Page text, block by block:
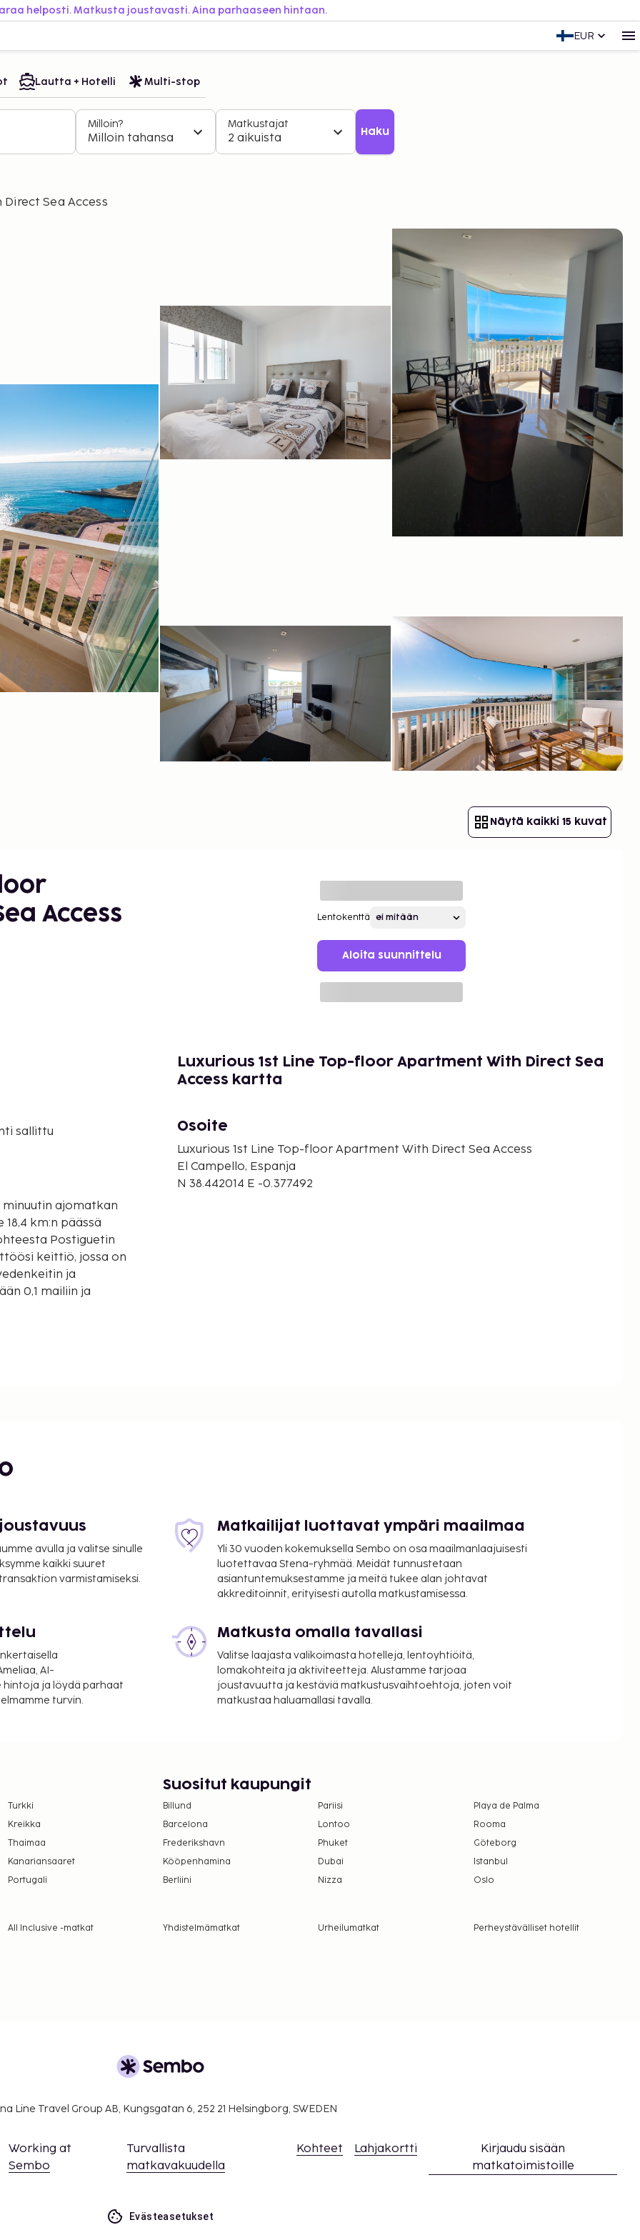
helposti. Matkusta joustavasti. Aina parhaaseen hintaan.
EUR
Lautta + Hotelli Multi-stop
Milloin?
Milloin tahansa
Matkustajat
2 aikuista Haku
Sea Access
Näytä kaikki 15 kuvat
Access
Lentokenttä
Aloita suunnittelu
sallittu
minuutin ajomatkan
Postiguetin
keittiö, jossa on
ja
0,1 mailiin ja
/ 6,7 mi
puutarha ja
voi ylittää 1000
Saat lisätietoja
Luxurious 1st Line Top-floor Apartment With Direct Sea
Access kartta
Osoite
Luxurious 1st Line Top-floor Apartment With Direct Sea Access
El Campello, Espanja
N 38.442014 E -0.377492
avulla ja valitse sinulle
kaikki suuret
varmistamiseksi.
Matkailijat luottavat ympäri maailmaa
Yli 30 vuoden kokemuksella Sembo on osa maailmanlaajuisesti
luotettavaa Stena-ryhmää. Meidät tunnustetaan
asiantuntemuksestamme ja meitä tukee alan johtavat
akkreditoinnit, erityisesti autolla matkustamisessa.
AI-
ja löydä parhaat
turvin.
Matkusta omalla tavallasi
Valitse laajasta valikoimasta hotelleja, lentoyhtiöitä,
lomakohteita ja aktiviteetteja. Alustamme tarjoaa
joustavuutta ja kestäviä matkustusvaihtoehtoja, joten voit
matkustaa haluamallasi tavalla.
Turkki
Kreikka
Thaimaa
Kanariansaaret
Portugali
Suositut kaupungit
Billund Pariisi
Playa de Palma
Barcelona
Lontoo
Rooma
Frederikshavn
Phuket
Göteborg
Kööpenhamina
Dubai
Istanbul
Berliini
Nizza Oslo
All Inclusive -matkat Yhdistelmämatkat Urheilumatkat
Perheystävälliset hotellit
Line Travel Group AB, Kungsgatan 6, 252 21 Helsingborg, SWEDEN
Working at
Sembo
Turvallista
matkavakuudella
Kohteet Lahjakortti
Kirjaudu sisään
matkatoimistoille
Evästeasetukset